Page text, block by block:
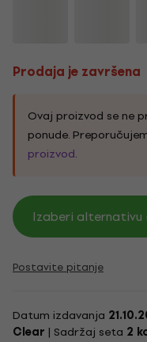
Prodaja je završena
Ovaj proizvod se ne
ponude.
proizvod.
Izaberi alternativu
Postavite pitanje
Datum izdavanja
Clear | Sadržaj seta 2